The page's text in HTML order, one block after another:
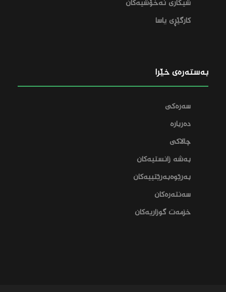
شیکاری نەخۆشیەکان
کارگێڕی یاسا
بەستەرەی خێرا
سەرەکی
دەربارە
چالاکی
بەشە زانستیەکان
بەرێوەبەرێتییەکان
سەنتەرەکان
خزمەت گوزاریەکان